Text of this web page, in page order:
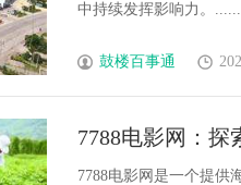
中持续发挥影响力。......
鼓楼百事通
7788电影网：
7788电影网是一个提供